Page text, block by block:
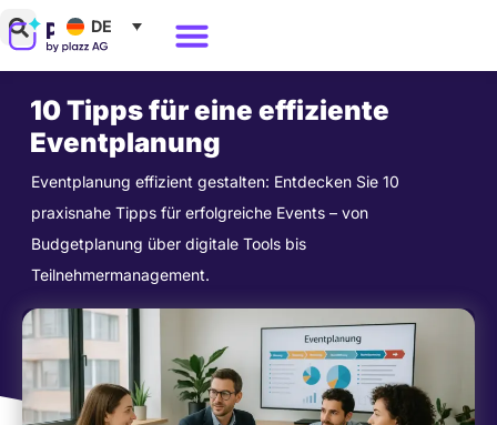
Zum
Inhalt
DE
10 Tipps für eine effiziente
Eventplanung
Eventplanung effizient gestalten: Entdecken Sie 10
praxisnahe Tipps für erfolgreiche Events – von
Budgetplanung über digitale Tools bis
Teilnehmermanagement.